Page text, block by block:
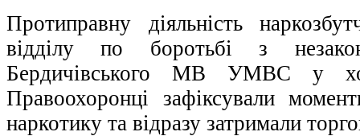
Протиправну діяльність
відділу по боротьбі з
Бердичівського МВ УМВС у
Правоохоронці зафіксували
наркотику та відразу затримали